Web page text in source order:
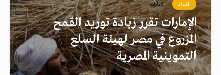
اقتصاد الإمارات
الإمارات تقرر زيادة توريد القمح
المزروع في مصر لهيئة السلع
التموينية المصرية